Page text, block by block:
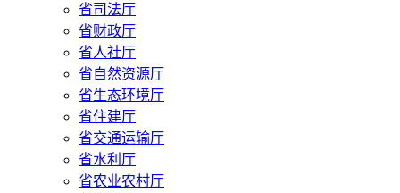
省司法厅
省财政厅
省人社厅
省自然资源厅
省生态环境厅
省住建厅
省交通运输厅
省水利厅
省农业农村厅